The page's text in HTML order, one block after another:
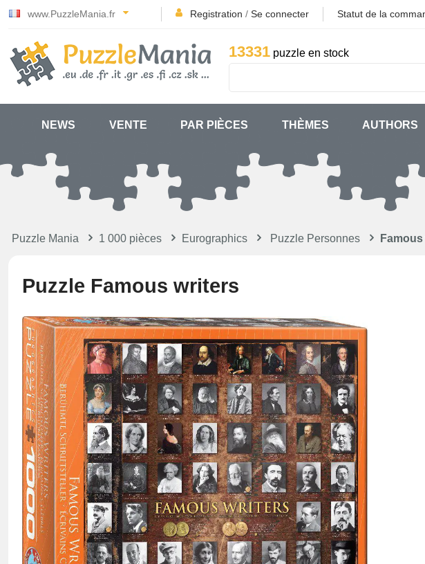
www.PuzzleMania.fr Registration / Se connecter Statut de la
13331 puzzle en stock
NEWS VENTE PAR PIÈCES THÈMES AUTHORS
Puzzle Mania 1 000 pièces Eurographics Puzzle Personnes
Puzzle Famous writers